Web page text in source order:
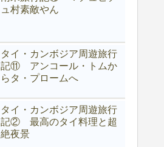
ュ村素敵やん
タイ・カンボジア周遊旅行
記⑪ アンコール・トムか
らタ・プロームへ
タイ・カンボジア周遊旅行
記② 最高のタイ料理と超
絶夜景